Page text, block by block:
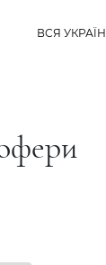
ВСЯ